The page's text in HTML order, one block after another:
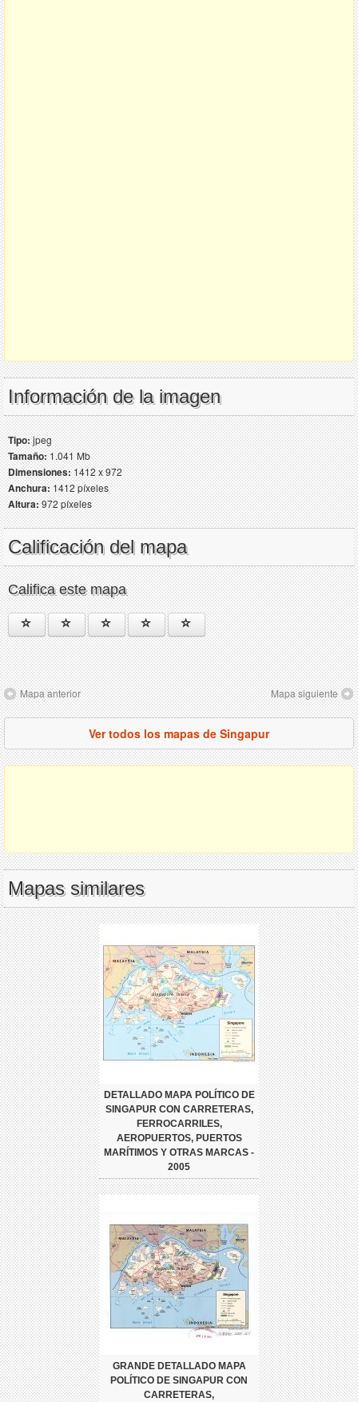
Información de la imagen
Tipo:jpeg
Tamaño:1.041 Mb
Dimensiones:1412 x 972
Anchura:1412 píxeles
Altura:972 píxeles
Calificación del mapa
Califica este mapa
Mapa anterior Mapa siguiente
Ver todos los mapas de Singapur
Mapas similares
DETALLADO MAPA POLÍTICO DE
SINGAPUR CON CARRETERAS,
FERROCARRILES,
AEROPUERTOS, PUERTOS
MARÍTIMOS Y OTRAS MARCAS -
2005
GRANDE DETALLADO MAPA
POLÍTICO DE SINGAPUR CON
CARRETERAS,